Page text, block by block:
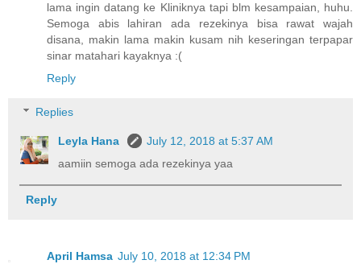
lama ingin datang ke Kliniknya tapi blm kesampaian, huhu.
Semoga abis lahiran ada rezekinya bisa rawat wajah
disana, makin lama makin kusam nih keseringan terpapar
sinar matahari kayaknya :(
Reply
Replies
Leyla Hana
July 12, 2018 at 5:37 AM
aamiin semoga ada rezekinya yaa
Reply
April Hamsa July 10, 2018 at 12:34 PM